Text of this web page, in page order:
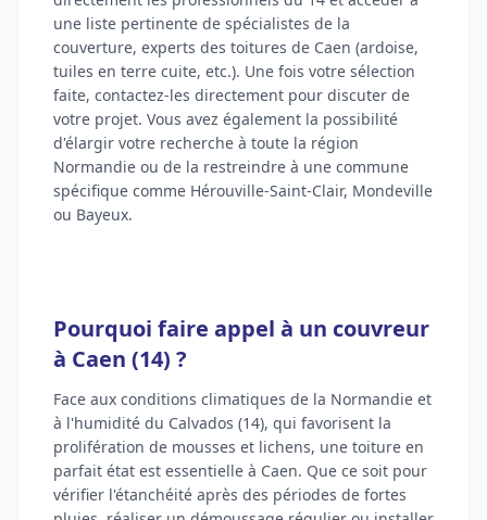
une liste pertinente de spécialistes de la
couverture, experts des toitures de Caen (ardoise,
tuiles en terre cuite, etc.). Une fois votre sélection
faite, contactez-les directement pour discuter de
votre projet. Vous avez également la possibilité
d'élargir votre recherche à toute la région
Normandie ou de la restreindre à une commune
spécifique comme Hérouville-Saint-Clair, Mondeville
ou Bayeux.
Pourquoi faire appel à un couvreur
à Caen (14) ?
Face aux conditions climatiques de la Normandie et
à l'humidité du Calvados (14), qui favorisent la
prolifération de mousses et lichens, une toiture en
parfait état est essentielle à Caen. Que ce soit pour
vérifier l'étanchéité après des périodes de fortes